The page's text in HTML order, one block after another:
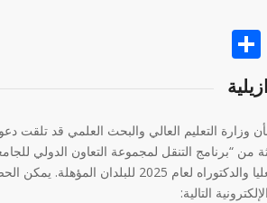
نشر
وزارة التعليم العالي والبحث العلمي قد تلقت
دراسية للدراسات العليا
التالية: